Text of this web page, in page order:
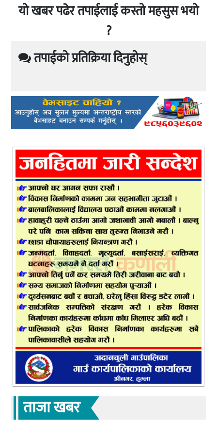
यो खबर पढेर तपाईलाई कस्तो महसुस भयो
?
तपाईको प्रतिक्रिया दिनुहोस्
ताजा खबर